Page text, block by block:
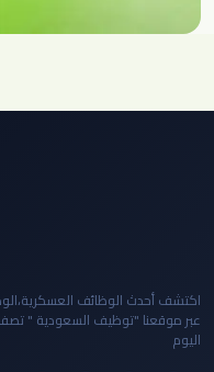
اكتشف أحدث الوظائف
عبر موقعنا "توظيف السعودية "
اليوم